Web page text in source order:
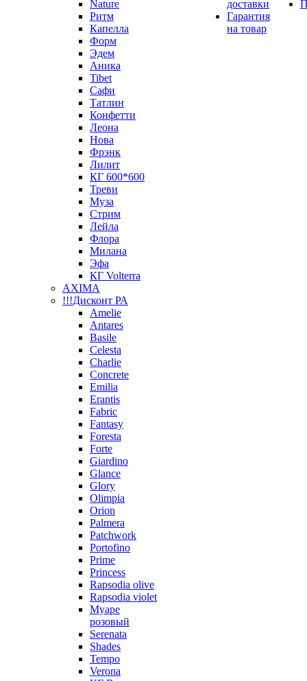
Nature
Ритм
Капелла
Форм
Эдем
Аника
Tibet
Сафи
Татлин
Конфетти
Леона
Нова
Фрэнк
Лилит
КГ 600*600
Треви
Муза
Стрим
Лейла
Флора
Милана
Эфа
КГ Volterra
AXIMA
!!!Дисконт РА
Amelie
Antares
Basile
Celesta
Charlie
Concrete
Emilia
Erantis
Fabric
Fantasy
Foresta
Forte
Giardino
Glance
Glory
Olimpia
Orion
Palmera
Patchwork
Portofino
Prime
Princess
Rapsodia olive
Rapsodia violet
Муаре
розовый
Serenata
Shades
Tempo
Verona
доставки
Гарантия
на товар